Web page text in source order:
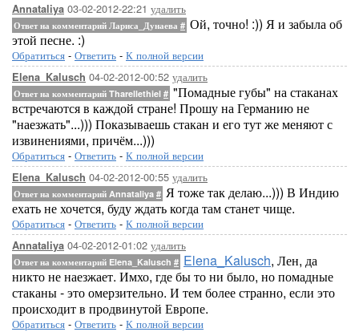
Annataliya 03-02-2012-22:21 удалить
Ответ на комментарий Лариса_Дунаева # Ой, точно! :)) Я и забыла об
этой песне. :)
Обратиться - Ответить - К полной версии
Elena_Kalusch 04-02-2012-00:52 удалить
Ответ на комментарий Tharellethiel # "Помадные губы" на стаканах
встречаются в каждой стране! Прошу на Германию не
"наезжать"...))) Показываешь стакан и его тут же меняют с
извинениями, причём...)))
Обратиться - Ответить - К полной версии
Elena_Kalusch 04-02-2012-00:55 удалить
Ответ на комментарий Annataliya # Я тоже так делаю...))) В Индию
ехать не хочется, буду ждать когда там станет чище.
Обратиться - Ответить - К полной версии
Annataliya 04-02-2012-01:02 удалить
Ответ на комментарий Elena_Kalusch # Elena_Kalusch, Лен, да
никто не наезжает. Имхо, где бы то ни было, но помадные
стаканы - это омерзительно. И тем более странно, если это
происходит в продвинутой Европе.
Обратиться - Ответить - К полной версии